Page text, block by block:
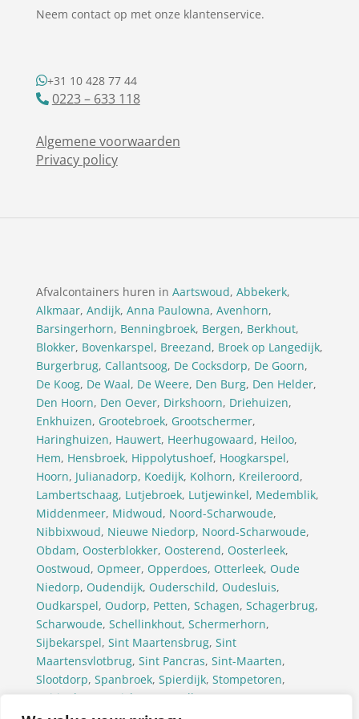
Neem contact op met onze klantenservice.
+31 10 428 77 44
0223 – 633 118
Algemene voorwaarden
Privacy policy
Afvalcontainers huren in Aartswoud, Abbekerk,
Alkmaar, Andijk, Anna Paulowna, Avenhorn,
Barsingerhorn, Benningbroek, Bergen, Berkhout,
Blokker, Bovenkarspel, Breezand, Broek op Langedijk,
Burgerbrug, Callantsoog, De Cocksdorp, De Goorn,
De Koog, De Waal, De Weere, Den Burg, Den Helder,
Den Hoorn, Den Oever, Dirkshoorn, Driehuizen,
Enkhuizen, Grootebroek, Grootschermer,
Haringhuizen, Hauwert, Heerhugowaard, Heiloo,
Hem, Hensbroek, Hippolytushoef, Hoogkarspel,
Hoorn, Julianadorp, Koedijk, Kolhorn, Kreileroord,
Lambertschaag, Lutjebroek, Lutjewinkel, Medemblik,
Middenmeer, Midwoud, Noord-Scharwoude,
Nibbixwoud, Nieuwe Niedorp, Noord-Scharwoude,
Obdam, Oosterblokker, Oosterend, Oosterleek,
Oostwoud, Opmeer, Opperdoes, Otterleek, Oude
Niedorp, Oudendijk, Ouderschild, Oudesluis,
Oudkarspel, Oudorp, Petten, Schagen, Schagerbrug,
Scharwoude, Schellinkhout, Schermerhorn,
Sijbekarspel, Sint Maartensbrug, Sint
Maartensvlotbrug, Sint Pancras, Sint-Maarten,
Slootdorp, Spanbroek, Spierdijk, Stompetoren,
Tuitjenhorn
Twisk Ursem(Alkmaar)
Ursem(Koggenland),’t Veld,